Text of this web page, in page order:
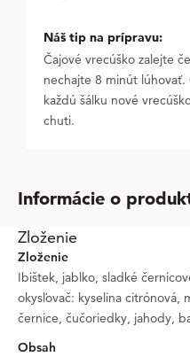
Náš tip na prípravu:
Čajové vrecúško zalejte
nechajte 8 minút
každú šálku nové
chuti.
Informácie o
Zloženie
Zloženie
Ibištek, jablko, sladké
okysľovač: kyselina citrónová,
černice, čučoriedky, jahody,
Obsah